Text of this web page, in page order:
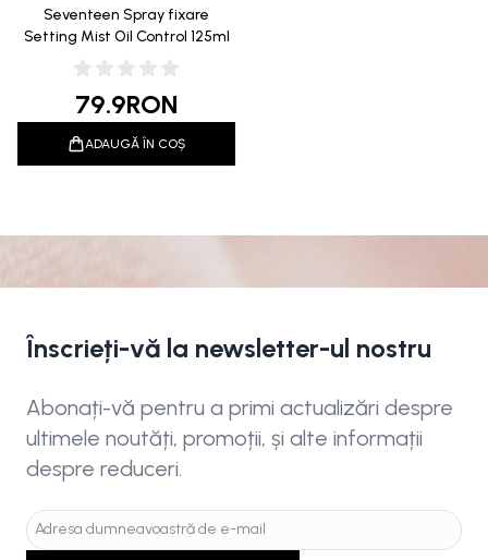
Seventeen Spray fixare
Setting Mist Oil Control 125ml
79.9RON
ADAUGĂ ÎN COȘ
Înscrieți-vă la newsletter-ul nostru
Abonați-vă pentru a primi actualizări despre
ultimele noutăți, promoții, și alte informații
despre reduceri.